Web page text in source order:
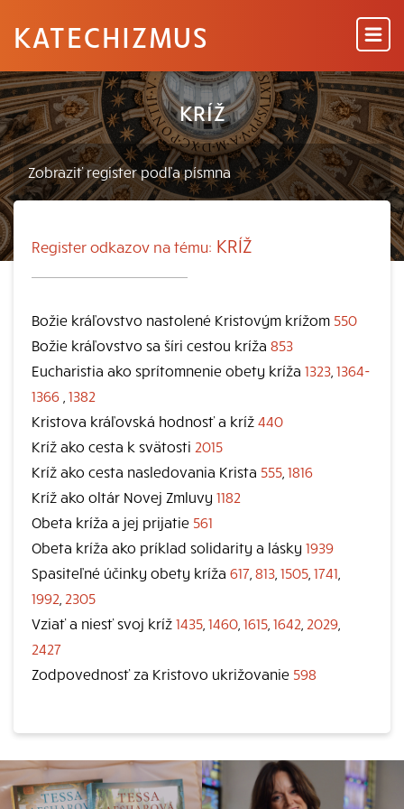
KATECHIZMUS
KRÍŽ
Register odkazov na tému: KRÍŽ
Božie kráľovstvo nastolené Kristovým krížom 550
Božie kráľovstvo sa šíri cestou kríža 853
Eucharistia ako sprítomnenie obety kríža 1323 1364-
1366 1382
Kristova kráľovská hodnosť a kríž 440
Kríž ako cesta k svätosti 2015
Kríž ako cesta nasledovania Krista 555 1816
Kríž ako oltár Novej Zmluvy 1182
Obeta kríža a jej prijatie 561
Obeta kríža ako príklad solidarity a lásky 1939
Spasiteľné účinky obety kríža 617 813 1505 1741
1992 2305
Vziať a niesť svoj kríž 1435 1460 1615 1642 2029
2427
Zodpovednosť za Kristovo ukrižovanie 598